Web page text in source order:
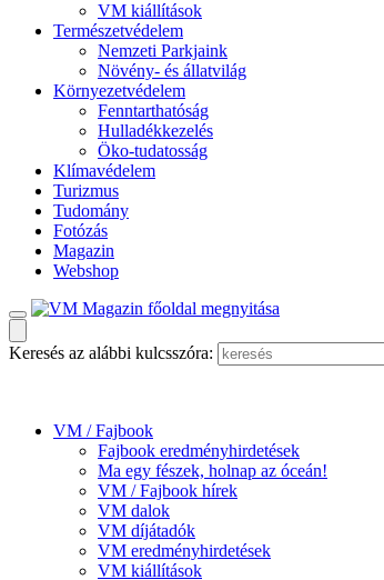
VM kiállítások
Természetvédelem
Nemzeti Parkjaink
Növény- és állatvilág
Környezetvédelem
Fenntarthatóság
Hulladékkezelés
Öko-tudatosság
Klímavédelem
Turizmus
Tudomány
Fotózás
Magazin
Webshop
Keresés az alábbi kulcsszóra:
VM / Fajbook
Fajbook eredményhirdetések
Ma egy fészek, holnap az óceán!
VM / Fajbook hírek
VM dalok
VM díjátadók
VM eredményhirdetések
VM kiállítások